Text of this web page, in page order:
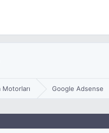
Google Adsense